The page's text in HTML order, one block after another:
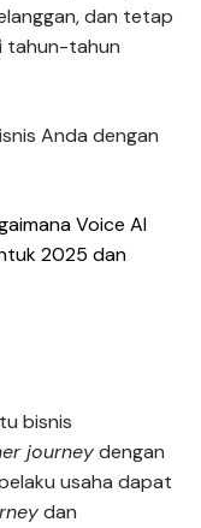
dan tetap
tahun-tahun
Anda dengan
Voice AI
2025 dan
bisnis
journeydengan
usaha dapat
dan